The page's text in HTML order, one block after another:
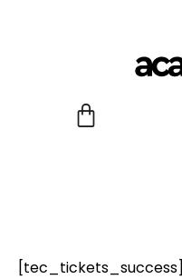
[tec_tickets_success]